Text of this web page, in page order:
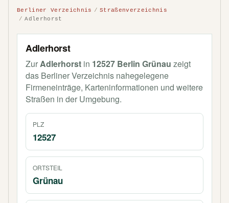
Berliner Verzeichnis
Straßenverzeichnis
Adlerhorst
Adlerhorst
ZurAdlerhorst in 12527 Berlin Grünau zeigt
das Berliner Verzeichnis nahegelegene
Firmeneinträge, Karteninformationen und weitere
Straßen in der Umgebung.
PLZ
12527
ORTSTEIL
Grünau